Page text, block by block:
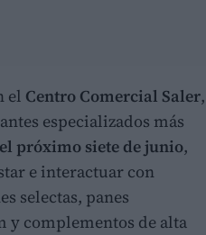
el Centro Comercial Saler,
especializados más
próximo siete de junio,
e interactuar con
selectas, panes
y complementos de alta